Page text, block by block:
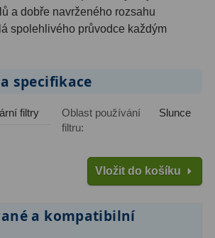
36
a dobře navrženého rozsahu
spolehlivého průvodce každým
specifikace
filtry
Oblast používání
filtru:
Slunce
Vložit do košíku
a kompatibilní